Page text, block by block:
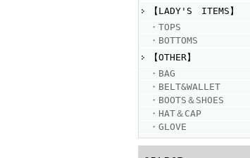
【LADY'S ITEMS】
・TOPS
・BOTTOMS
【OTHER】
・BAG
・BELT&WALLET
・BOOTS＆SHOES
・HAT＆CAP
・GLOVE